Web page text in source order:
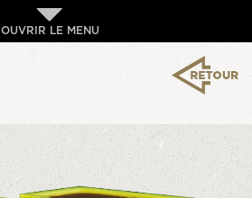
OUVRIR LE MENU